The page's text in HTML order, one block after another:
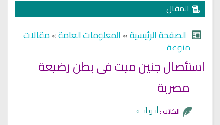
المقال
الصفحة الرئيسية»المعلومات العامة»مقالات
منوعة
استئصال جنين ميت في بطن رضيعة
الكاتب :